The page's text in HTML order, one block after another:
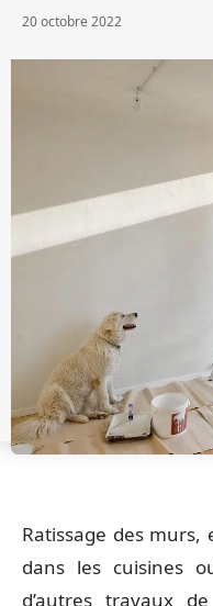
20 octobre 2022
Ratissage des
dans les cuisines
d’autres travaux